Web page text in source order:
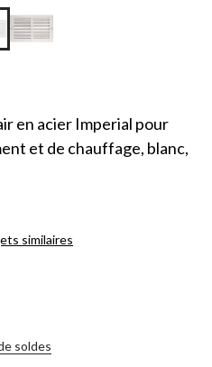
en acier Imperial pour
et de chauffage, blanc,
similaires
soldes